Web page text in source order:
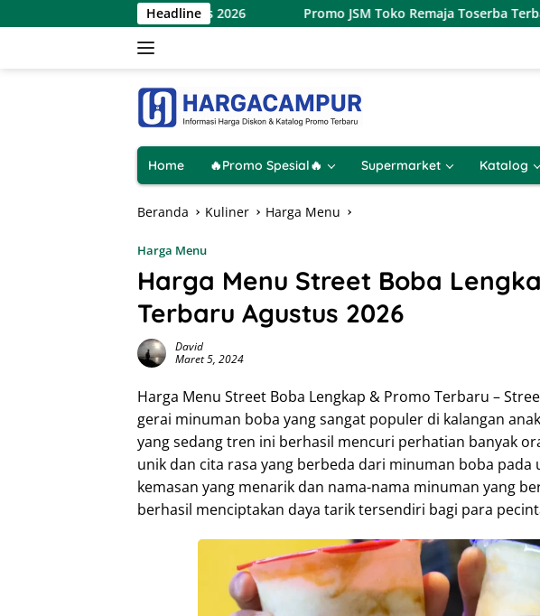
ke
Headline
7 – 9 Agustus 2026 Promo JSM Toko Remaja Toserba Terbaru 7 – 9
Home 🔥Promo Spesial🔥 Supermarket Katalog
Beranda Kuliner Harga Menu
Harga Menu
Harga Menu Street Boba
Terbaru Agustus 2026
David
Maret 5, 2024
Harga Menu Street Boba Lengkap & Promo Terbaru –
gerai minuman boba yang sangat populer di kalangan
yang sedang tren ini berhasil mencuri perhatian banyak
unik dan cita rasa yang berbeda dari minuman boba pada
kemasan yang menarik dan nama-nama minuman yang
berhasil menciptakan daya tarik tersendiri bagi para